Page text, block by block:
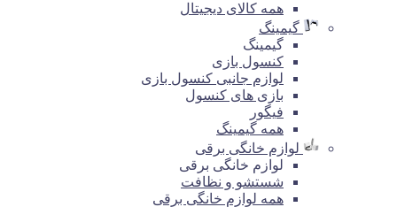
همه کالای دیجیتال
گیمینگ
گیمینگ
کنسول بازی
لوازم جانبی کنسول بازی
بازی های کنسول
فیگور
همه گیمینگ
لوازم خانگی برقی
لوازم خانگی برقی
شستشو و نظافت
همه لوازم خانگی برقی